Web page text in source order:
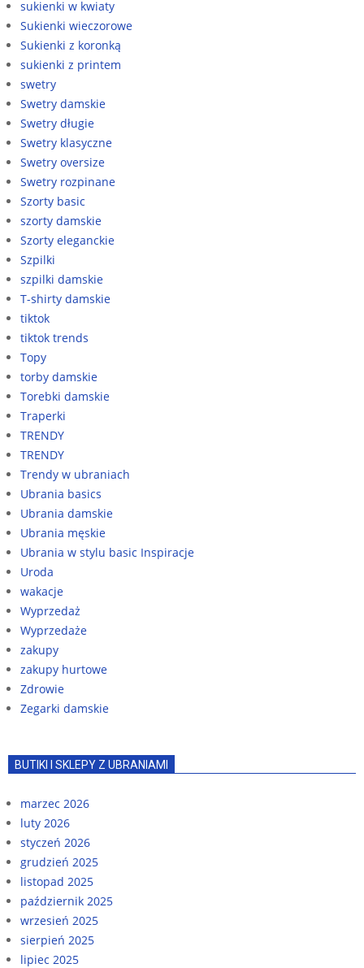
sukienki w kwiaty
Sukienki wieczorowe
Sukienki z koronką
sukienki z printem
swetry
Swetry damskie
Swetry długie
Swetry klasyczne
Swetry oversize
Swetry rozpinane
Szorty basic
szorty damskie
Szorty eleganckie
Szpilki
szpilki damskie
T-shirty damskie
tiktok
tiktok trends
Topy
torby damskie
Torebki damskie
Traperki
TRENDY
TRENDY
Trendy w ubraniach
Ubrania basics
Ubrania damskie
Ubrania męskie
Ubrania w stylu basic Inspiracje
Uroda
wakacje
Wyprzedaż
Wyprzedaże
zakupy
zakupy hurtowe
Zdrowie
Zegarki damskie
BUTIKI I SKLEPY Z UBRANIAMI
marzec 2026
luty 2026
styczeń 2026
grudzień 2025
listopad 2025
październik 2025
wrzesień 2025
sierpień 2025
lipiec 2025